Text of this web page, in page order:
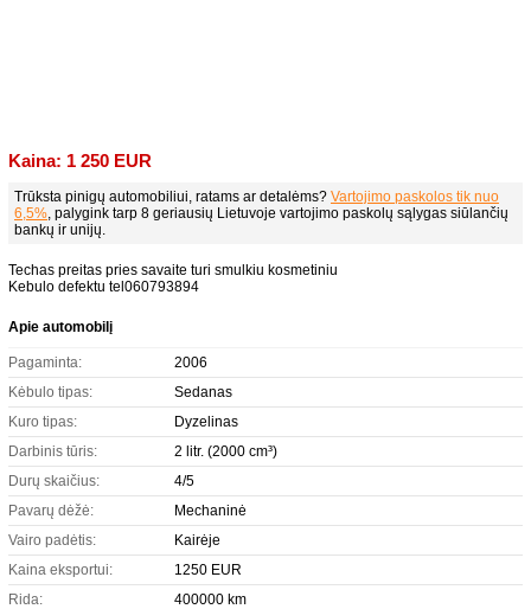
Kaina: 1 250 EUR
Trūksta pinigų automobiliui, ratams ar detalėms? Vartojimo paskolos tik nuo
6,5%, palygink tarp 8 geriausių Lietuvoje vartojimo paskolų sąlygas siūlančių
bankų ir unijų.
Techas preitas pries savaite turi smulkiu kosmetiniu
Kebulo defektu tel060793894
Apie automobilį
Pagaminta:
2006
Kėbulo tipas:
Sedanas
Kuro tipas:
Dyzelinas
Darbinis tūris:
2 litr. (2000 cm³)
Durų skaičius:
4/5
Pavarų dėžė:
Mechaninė
Vairo padėtis:
Kairėje
Kaina eksportui:
1250 EUR
Rida:
400000 km